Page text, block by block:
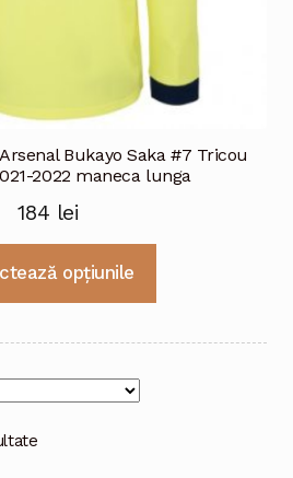
Bukayo Saka #7 Tricou
2022 maneca lunga
184 lei
opțiunile
mai